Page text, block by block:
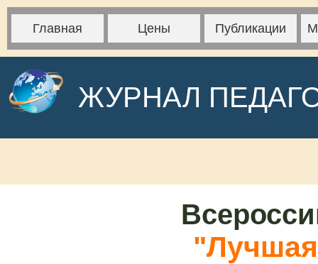
Главная Цены Публикации
ЖУРНАЛ
"Лучшая